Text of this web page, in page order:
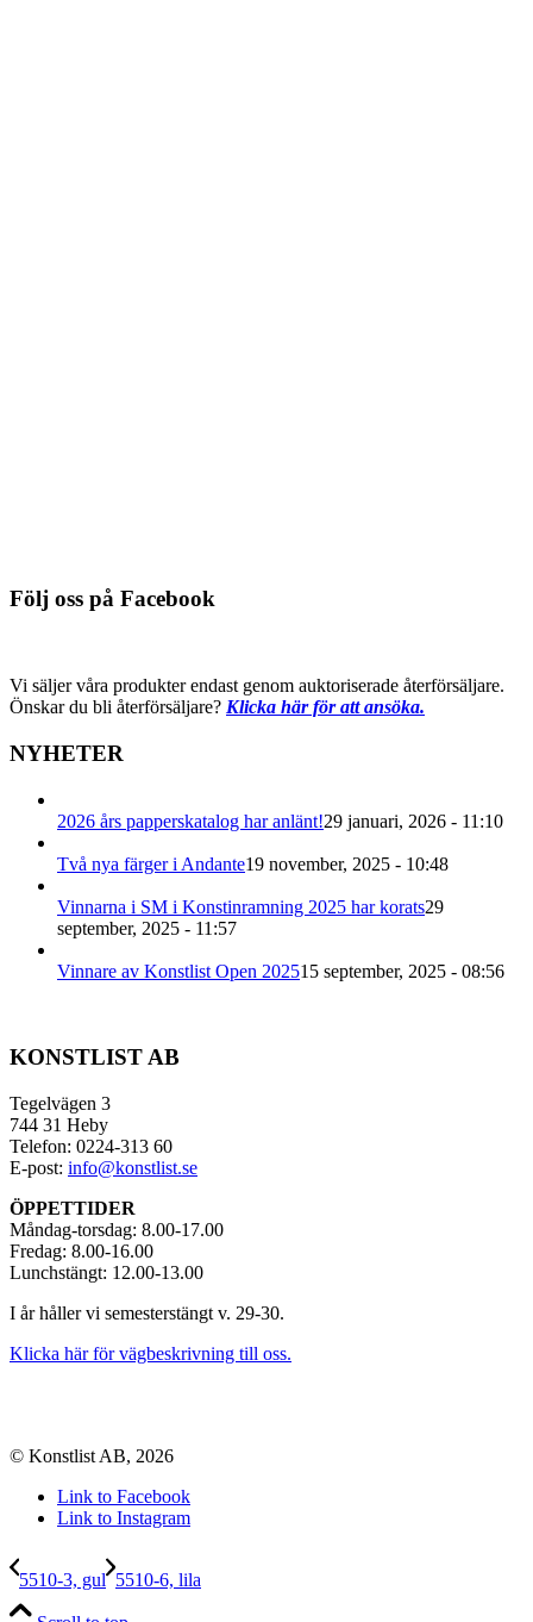
Följ oss på Facebook
Vi säljer våra produkter endast genom auktoriserade återförsäljare.
Önskar du bli återförsäljare? Klicka här för att ansöka.
NYHETER
2026 års papperskatalog har anlänt!29 januari, 2026 - 11:10
Två nya färger i Andante19 november, 2025 - 10:48
Vinnarna i SM i Konstinramning 2025 har korats29
september, 2025 - 11:57
Vinnare av Konstlist Open 202515 september, 2025 - 08:56
KONSTLIST AB
Tegelvägen 3
744 31 Heby
Telefon: 0224-313 60
E-post: info@konstlist.se
ÖPPETTIDER
Måndag-torsdag: 8.00-17.00
Fredag: 8.00-16.00
Lunchstängt: 12.00-13.00
I år håller vi semesterstängt v. 29-30.
Klicka här för vägbeskrivning till oss.
© Konstlist AB, 2026
Link to Facebook
Link to Instagram
5510-3, gul 5510-6, lila